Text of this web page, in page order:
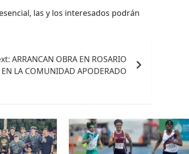
las y los interesados podrán
ARRANCAN OBRA EN ROSARIO
EN LA COMUNIDAD APODERADO